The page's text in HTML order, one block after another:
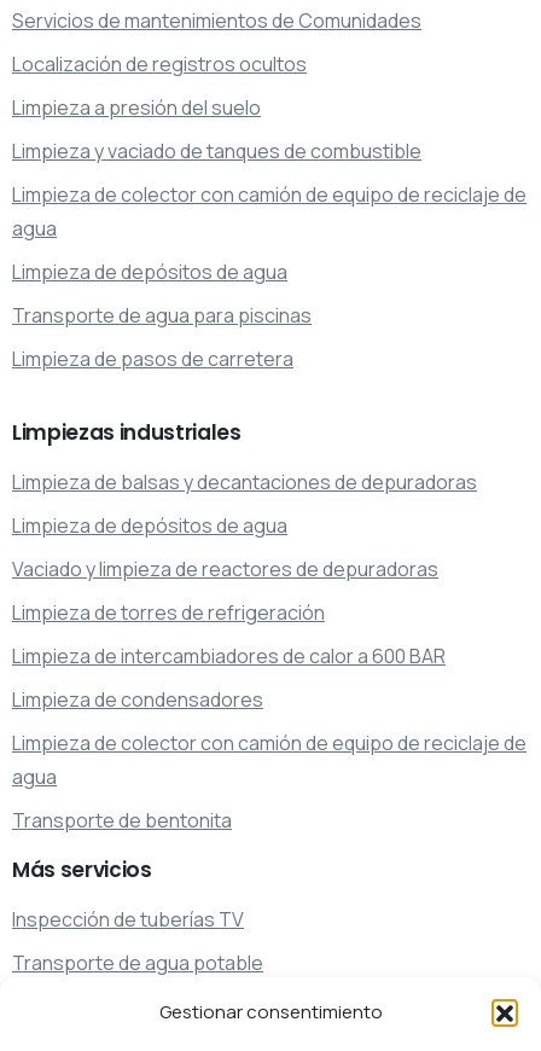
Gestionar consentimiento
Servicios de mantenimientos de Comunidades
Localización de registros ocultos
Limpieza a presión del suelo
Limpieza y vaciado de tanques de combustible
Limpieza de colector con camión de equipo de reciclaje de
agua
Limpieza de depósitos de agua
Transporte de agua para piscinas
Limpieza de pasos de carretera
Limpiezas industriales
Limpieza de balsas y decantaciones de depuradoras
Limpieza de depósitos de agua
Vaciado y limpieza de reactores de depuradoras
Limpieza de torres de refrigeración
Limpieza de intercambiadores de calor a 600 BAR
Limpieza de condensadores
Limpieza de colector con camión de equipo de reciclaje de
agua
Transporte de bentonita
Más servicios
Inspección de tuberías TV
Transporte de agua potable
Transporte de residuos